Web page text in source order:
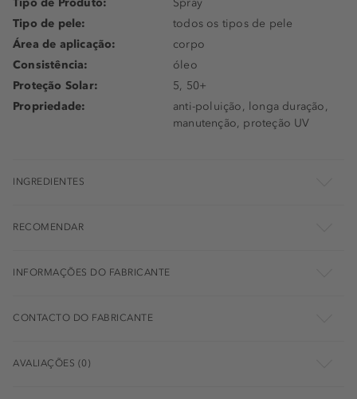
Tipo de pele:
todos os tipos de pele
Área de aplicação:
corpo
Consistência:
óleo
Proteção Solar:
5, 50+
Propriedade:
anti-poluição, longa duração,
manutenção, proteção UV
INGREDIENTES
RECOMENDAR
INFORMAÇÕES DO FABRICANTE
CONTACTO DO FABRICANTE
AVALIAÇÕES (0)